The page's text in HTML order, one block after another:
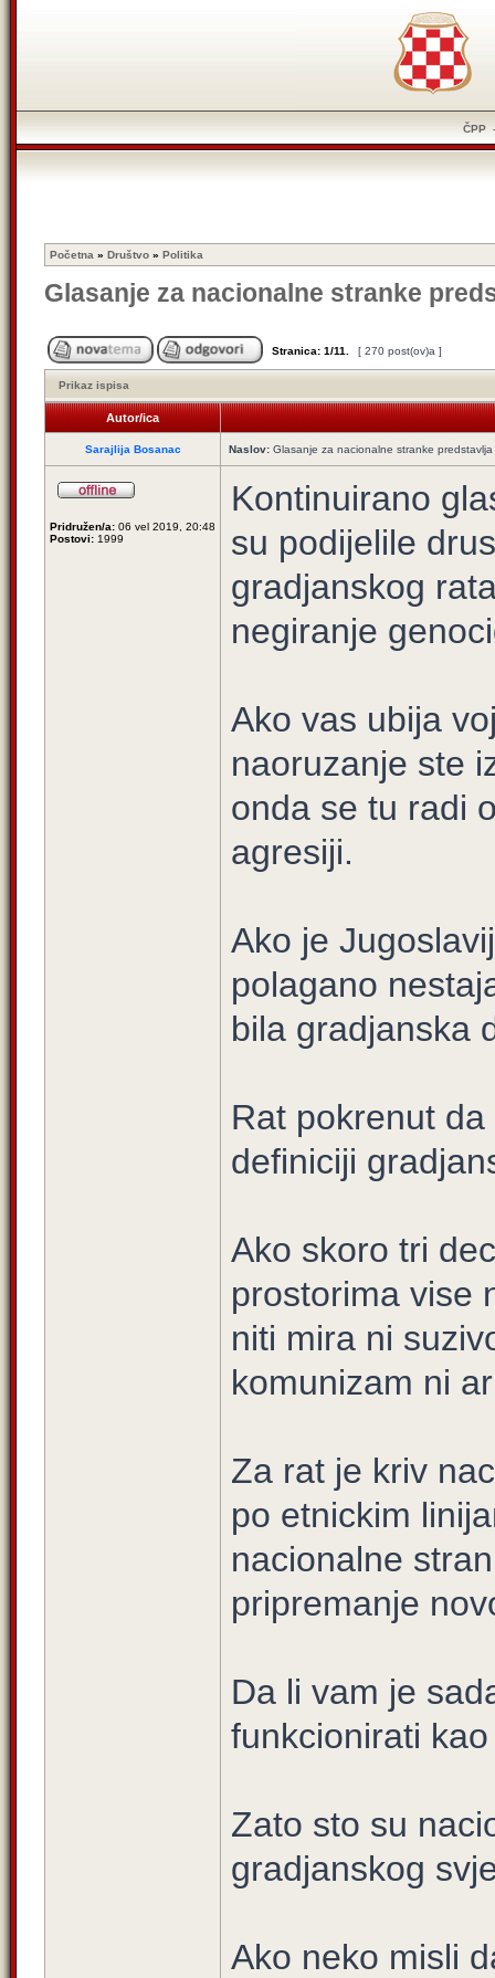
ČPP
Početna » Društvo » Politika
Glasanje za nacionalne stranke
Stranica: 1/11 [ 270 post(ov)a ]
Prikaz ispisa
Autor/ica
Sarajlija Bosanac Naslov: Glasanje za nacionalne stranke
Pridružen/a: 06 vel 2019, 20:48
Postovi: 1999
Kontinuirano
su podijelile
gradjanskog
negiranje
Ako vas ubija
naoruzanje ste
onda se tu radi
agresiji.
Ako je
polagano
bila gradjanska
Rat pokrenut
definiciji
Ako skoro tri
prostorima vise
niti mira ni
komunizam ni
Za rat je kriv
po etnickim
nacionalne
pripremanje
Da li vam je
funkcionirati
Zato sto su
gradjanskog
Ako neko misli